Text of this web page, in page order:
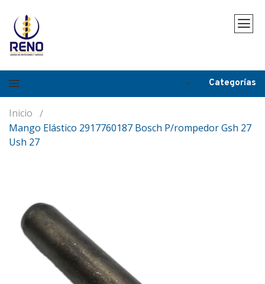
Categorías
Inicio
Mango Elástico 2917760187 Bosch P/rompedor Gsh 27
Ush 27